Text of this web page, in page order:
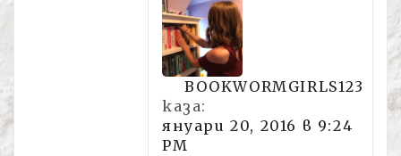
BOOKWORMGIRLS123
каза:
януари 20, 2016 в 9:24
PM